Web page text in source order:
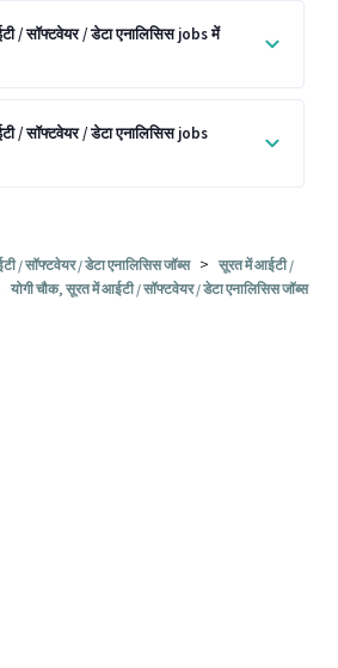
/ सॉफ्टवेयर / डेटा एनालिसिस jobs में
/ सॉफ्टवेयर / डेटा एनालिसिस jobs
/ सॉफ्टवेयर / डेटा एनालिसिस जॉब्स > सूरत में आईटी /
योगी चौक, सूरत में आईटी / सॉफ्टवेयर / डेटा एनालिसिस जॉब्स